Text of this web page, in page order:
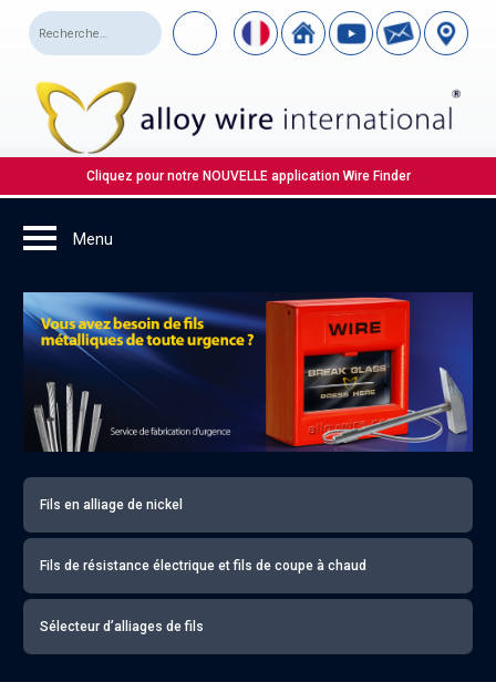
Cliquez pour notre NOUVELLE application Wire Finder
Fils en alliage de nickel
Fils de résistance électrique et fils de coupe à chaud
Sélecteur d’alliages de fils